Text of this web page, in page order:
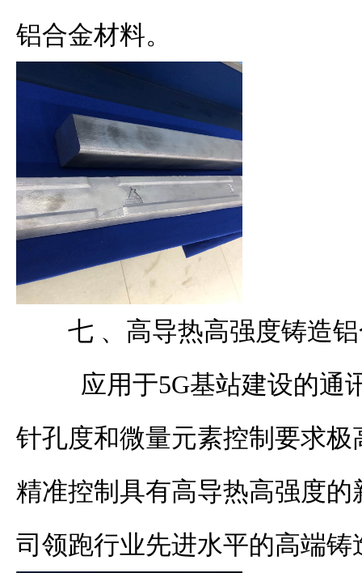
铝合金材料。
七 、高导热高强度铸造
应用于5G基站建设的通
针孔度和微量元素控制要求
精准控制具有高导热高强度
司领跑行业先进水平的高端铸